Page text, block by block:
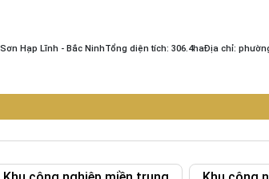
Hạp Lĩnh - Bắc NinhTổng diện tích: 306.4haĐịa chỉ: